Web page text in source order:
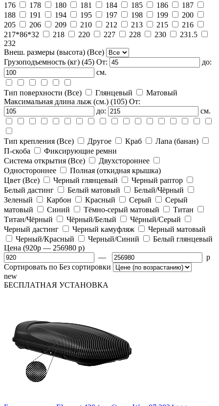
176
178 180 181 184 185 186
187
188
191 194 195 197 198 199
200
205
206 209 210 212 213 215
216
217*86*32
218 220 227 228 230
231.5
232
Внеш. размеры (высота) (Все)
Грузоподъемность (кг) (45) От:
до:
см.
Тип поверхности (Все) Глянцевый
Матовый
Максимальная длина лыж (см.) (105) От:
до:
см.
Тип крепления (Все) Другое Краб
Лапа (банан)
П-скоба
Фиксирующие ремни
Система открытия (Все)
Двухстороннее
Одностороннее
Полная (откидная крышка)
Цвет (Все) Черный глянцевый
Черный раптор
Белый дастинг
Белый матовый
Белый/Чёрный
Зеленый
Карбон Красный Серый
Серый
матовый
Синий Тёмно-серый матовый
Титан
Титан/Чёрный
Чёрный/Белый
Чёрный/Серый
Черный дастинг
Черный камуфляж
Черный матовый
Черный/Красный
Черный/Синий
Белый глянцевый
Цена (920p — 256980 p)
—
p
Сортировать по Без сортировки
new
БЕСПЛАТНАЯ УСТАНОВКА